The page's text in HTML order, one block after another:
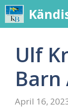
Skip
to
content
Ulf
April 16,